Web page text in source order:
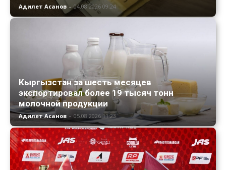
Адилет Асанов - 04.08.2026 09:24
Кыргызстан за шесть месяцев
экспортировал более 19 тысяч тонн
молочной продукции
Адилет Асанов - 05.08.2026 11:23